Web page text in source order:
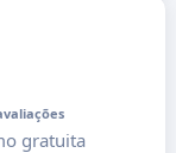
gratuita